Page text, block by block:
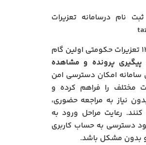
نام درسامانه تعزیرات
ورود به سامانه ۱۳۵ تعزیرات حکومتی اولین گام
پرونده و مشاهده
سامانه امکان دسترسی امن
مختلف را فراهم کرده و
نیاز به مراجعه حضوری،
کنند. رعایت مراحل ورود به
دسترسی به حساب کاربری
بدون مشکل باشد.